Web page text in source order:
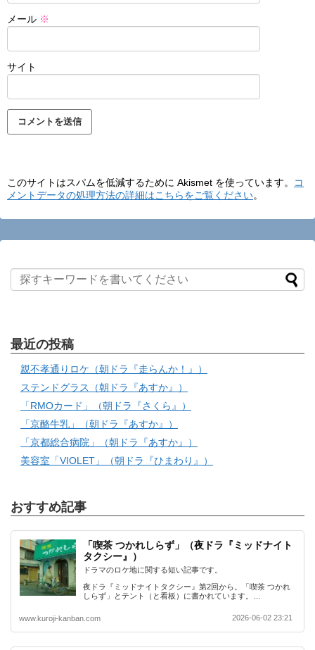
メール ※
サイト
このサイトはスパムを低減するために Akismet を使っています。
コ
メントデータの処理方法の詳細はこちらをご覧ください。
最近の投稿
親不孝通りロケ（朝ドラ『走らんか！』）
ステンドグラス（朝ドラ『あすか』）
「RMOカード」（朝ドラ『さくら』）
「京酪牛乳」（朝ドラ『あすか』）
「京都総合病院」（朝ドラ『あすか』）
美容室「VIOLET」（朝ドラ『ひまわり』）
おすすめ記事
「喫茶 つかれしらず」（夜ドラ『ミッドナイト
タクシー』）
ドラマのロケ地に関する短い記事です。
夜ドラ『ミッドナイトタクシー』第2回から。「喫茶 つかれ
しらず」とテント（と看板）に書かれています。…
www.kuroji-kanban.com 2026-06-02 23:21